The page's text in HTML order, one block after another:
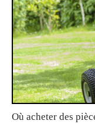
Où acheter des